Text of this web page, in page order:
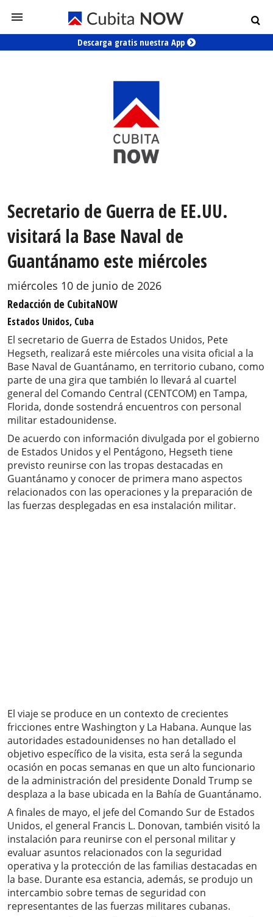
Descarga gratis nuestra App
Secretario de Guerra de EE.UU.
visitará la Base Naval de
Guantánamo este miércoles
miércoles 10 de junio de 2026
Redacción de CubitaNOW
Estados Unidos, Cuba
El secretario de Guerra de Estados Unidos, Pete
Hegseth, realizará este miércoles una visita oficial a la
Base Naval de Guantánamo, en territorio cubano, como
parte de una gira que también lo llevará al cuartel
general del Comando Central (CENTCOM) en Tampa,
Florida, donde sostendrá encuentros con personal
militar estadounidense.
De acuerdo con información divulgada por el gobierno
de Estados Unidos y el Pentágono, Hegseth tiene
previsto reunirse con las tropas destacadas en
Guantánamo y conocer de primera mano aspectos
relacionados con las operaciones y la preparación de
las fuerzas desplegadas en esa instalación militar.
El viaje se produce en un contexto de crecientes
fricciones entre Washington y La Habana. Aunque las
autoridades estadounidenses no han detallado el
objetivo específico de la visita, esta será la segunda
ocasión en pocas semanas en que un alto funcionario
de la administración del presidente Donald Trump se
desplaza a la base ubicada en la Bahía de Guantánamo.
A finales de mayo, el jefe del Comando Sur de Estados
Unidos, el general Francis L. Donovan, también visitó la
instalación para reunirse con el personal militar y
evaluar asuntos relacionados con la seguridad
operativa y la protección de las familias destacadas en
la base. Durante esa estancia, además, se produjo un
intercambio sobre temas de seguridad con
representantes de las fuerzas militares cubanas.